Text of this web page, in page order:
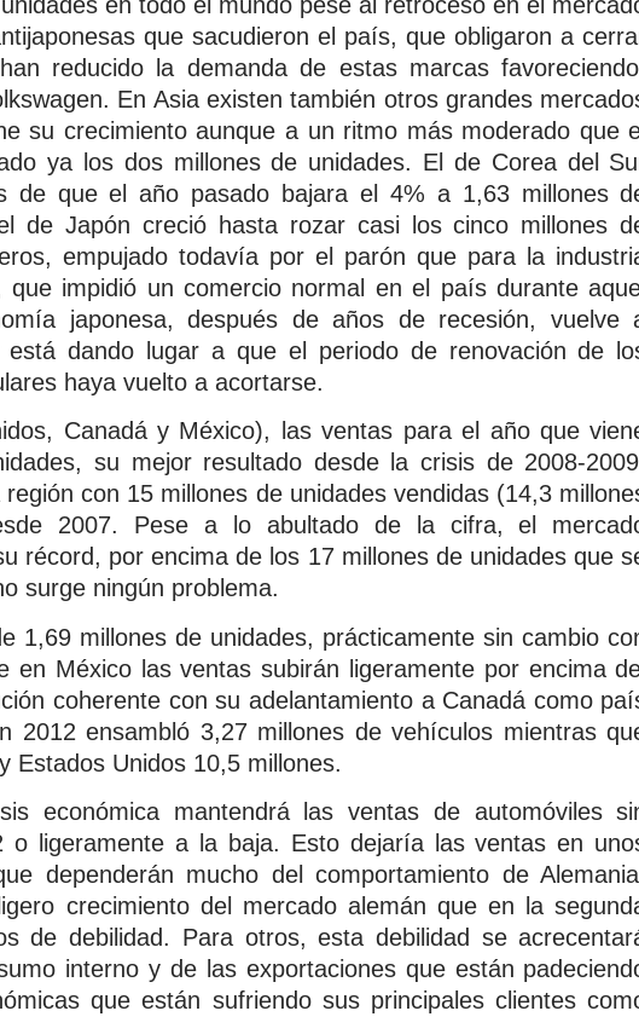
que sacudieron el país, que obligaron a
reducido la demanda de estas marcas
En Asia existen también otros grandes
su crecimiento aunque a un ritmo más moderado que
ya los dos millones de unidades. El de Corea del
de que el año pasado bajara el 4% a 1,63 millones
de Japón creció hasta rozar casi los cinco millones
empujado todavía por el parón que para la
impidió un comercio normal en el país durante
japonesa, después de años de recesión, vuelve
dando lugar a que el periodo de renovación de
haya vuelto a acortarse.
Canadá y México), las ventas para el año que
su mejor resultado desde la crisis de 2008-
con 15 millones de unidades vendidas (14,3
2007. Pese a lo abultado de la cifra, el
récord, por encima de los 17 millones de unidades que
surge ningún problema.
1,69 millones de unidades, prácticamente sin cambio
en México las ventas subirán ligeramente por encima
coherente con su adelantamiento a Canadá como
2012 ensambló 3,27 millones de vehículos mientras
Estados Unidos 10,5 millones.
económica mantendrá las ventas de automóviles
o ligeramente a la baja. Esto dejaría las ventas en
dependerán mucho del comportamiento de
crecimiento del mercado alemán que en la
de debilidad. Para otros, esta debilidad se
interno y de las exportaciones que están
que están sufriendo sus principales clientes